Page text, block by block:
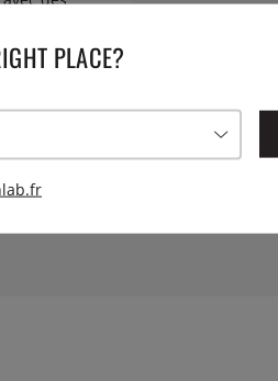
Longueur:
PLACE?